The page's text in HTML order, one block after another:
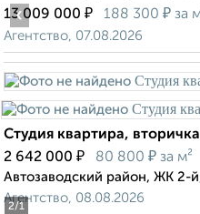
13 009 000 ₽ 188 300 ₽ за
Агентство, 07.08.2026
2/1
‹
Студия квартира,
2 642 000 ₽ 80 800 ₽ за м²
Автозаводский район, ЖК 2-
Агентство, 08.08.2026